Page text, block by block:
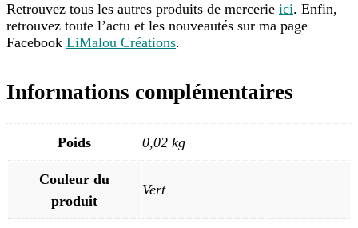
Retrouvez tous les autres produits de mercerie ici. Enfin,
retrouvez toute l’actu et les nouveautés sur ma page
Facebook LiMalou Créations.
Informations complémentaires
Poids 0,02 kg
Couleur du
produit
Vert